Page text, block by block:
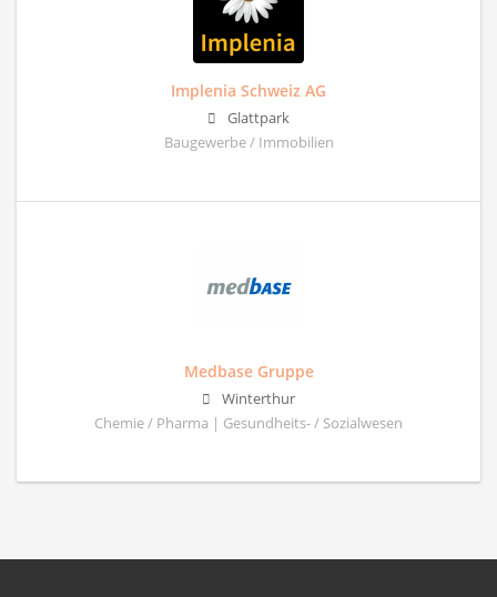
Implenia Schweiz AG
Glattpark
Baugewerbe / Immobilien
Medbase Gruppe
Winterthur
Chemie / Pharma | Gesundheits- / Sozialwesen